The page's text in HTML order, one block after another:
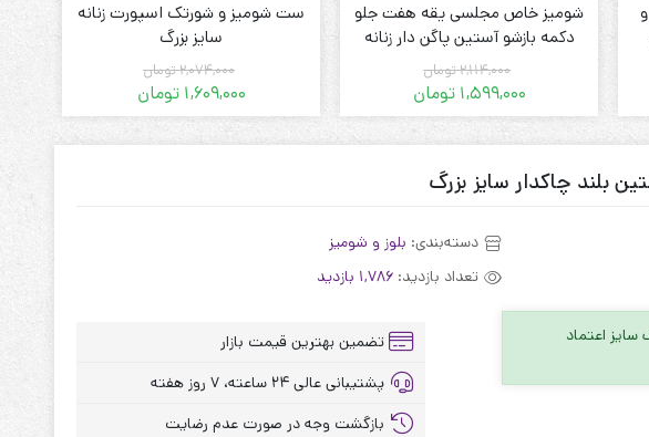
شومیز خاص مجلسی یقه هفت جلو
دکمه بازشو آستین پاگن دار زنانه
سایز بزرگ
2,114,000تومان
قیمت
اصلی:
بود.
1,599,000 تومان
قیمت
فعلی:
ست شومیز و شورتک اسپورت زنانه
سایز بزرگ
2,074,000تومان
قیمت
اصلی:
1,609,000 تومان
قیمت
فعلی:
بلند چاکدار سایز بزرگ
دسته‌بندی: بلوز و شومیز
تعداد بازدید:1,786 بازدید
اعتماد
تضمین بهترین قیمت بازار
پشتیبانی عالی ۲۴ ساعته، ۷ روز هفته
بازگشت وجه در صورت عدم رضایت